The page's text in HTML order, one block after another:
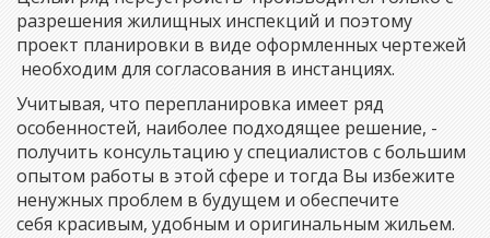
разрешения жилищных инспекций и поэтому
проект планировки в виде оформленных чертежей
необходим для согласования в инстанциях.
Учитывая, что перепланировка имеет ряд
особенностей, наиболее подходящее решение, -
получить консультацию у специалистов с большим
опытом работы в этой сфере и тогда Вы избежите
ненужных проблем в будущем и обеспечите
себя красивым, удобным и оригинальным жильем.